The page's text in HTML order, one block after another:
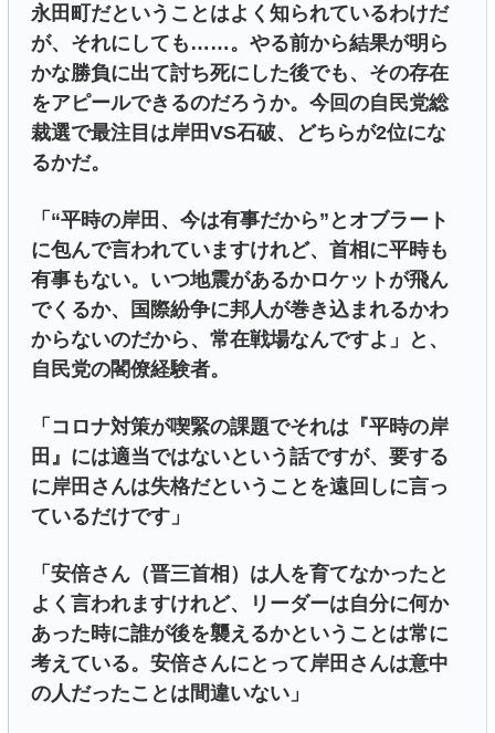
永田町だということはよく知られているわけだ
が、それにしても……。やる前から結果が明ら
かな勝負に出て討ち死にした後でも、その存在
をアピールできるのだろうか。今回の自民党総
裁選で最注目は岸田VS石破、どちらが2位にな
るかだ。
「“平時の岸田、今は有事だから”とオブラート
に包んで言われていますけれど、首相に平時も
有事もない。いつ地震があるかロケットが飛ん
でくるか、国際紛争に邦人が巻き込まれるかわ
からないのだから、常在戦場なんですよ」と、
自民党の閣僚経験者。
「コロナ対策が喫緊の課題でそれは『平時の岸
田』には適当ではないという話ですが、要する
に岸田さんは失格だということを遠回しに言っ
ているだけです」
「安倍さん（晋三首相）は人を育てなかったと
よく言われますけれど、リーダーは自分に何か
あった時に誰が後を襲えるかということは常に
考えている。安倍さんにとって岸田さんは意中
の人だったことは間違いない」